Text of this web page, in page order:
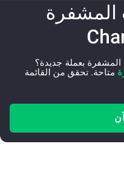
المشفرة
بعملة جديدة؟
متاحة. تحقق من القائمة